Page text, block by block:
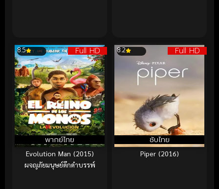
Full HD
พากย์ไทย
8.5
Evolution Man (2015)
ผจญภัยมนุษย์ดึกดำบรรพ์
Full HD
ซับไทย
8.2
Piper (2016)